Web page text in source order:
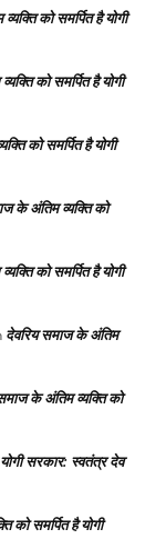
को समर्पित है योगी
को समर्पित है योगी
को समर्पित है योगी
के अंतिम व्यक्ति को
को समर्पित है योगी
देवरिय समाज के अंतिम
के अंतिम व्यक्ति को
सरकार: स्वतंत्र देव
को समर्पित है योगी